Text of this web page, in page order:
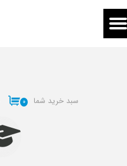
۰ سبد خرید شما
حساب کاربری من
خروج از حساب کاربری